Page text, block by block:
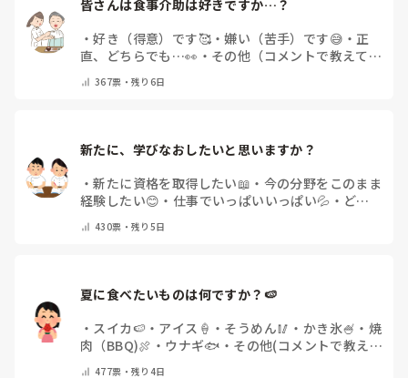
皆さんは食事介助は好きですか…？
・好き（得意）です🥰・嫌い（苦手）です😅 ・ 正
直、どちらでも…👀 ・ その他（コメントで教えてく
367票・残り6日
新たに、学びなおしたいと思いますか？
・新たに資格を取得したい📖 ・ 今の分野をこのまま
経験したい😊 ・ 仕事でいっぱいいっぱい💦 ・ どん
教えてください）
430票・残り5日
夏に食べたいものは何ですか？🍉
・ スイカ🍉 ・ アイス🍦 ・ そうめん🥢 ・ かき氷🍧 ・ 焼
肉（BBQ)🍖 ・ ウナギ🐟 ・ その他(コメントで教え
477票・残り4日